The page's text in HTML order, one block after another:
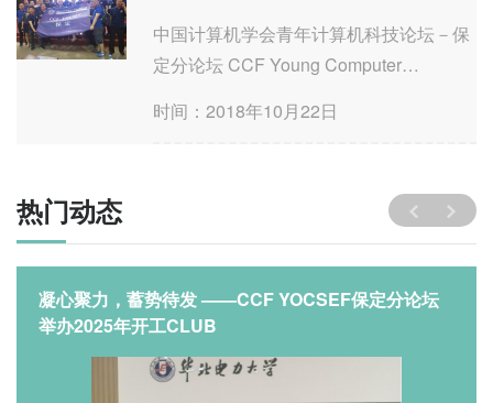
中国计算机学会青年计算机科技论坛－保
定分论坛 CCF Young Computer
Branch CCF YOCSEF保定 时间：2018
时间：2018年10月22日
热门动态
凝心聚力，蓄势待发 ——CCF YOCSEF保定分论坛
举办2025年开工CLUB